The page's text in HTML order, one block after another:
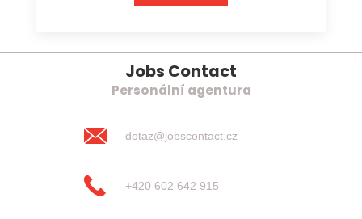
Jobs Contact
Personální agentura
dotaz@jobscontact.cz
+420 602 642 915